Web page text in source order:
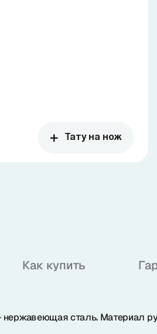
Тату на нож
Как купить
сталь. Материал